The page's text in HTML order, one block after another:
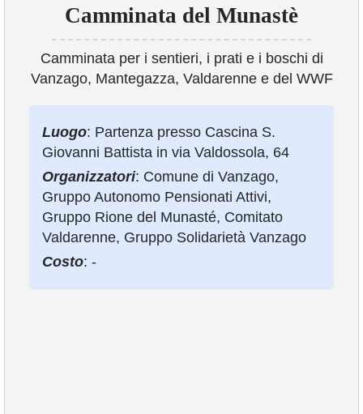
COMUNICAZIONE
Camminata del Munastè
Camminata per i sentieri, i prati e i boschi di
Vanzago, Mantegazza, Valdarenne e del WWF
Luogo: Partenza presso Cascina S.
Giovanni Battista in via Valdossola, 64
Organizzatori: Comune di Vanzago,
Gruppo Autonomo Pensionati Attivi,
Gruppo Rione del Munasté, Comitato
Valdarenne, Gruppo Solidarietà Vanzago
Costo: -